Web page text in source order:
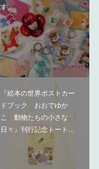
す。
『絵本の世界ポストカー
ドブック おおでゆか
こ 動物たちの小さな
日々』刊行記念トート…